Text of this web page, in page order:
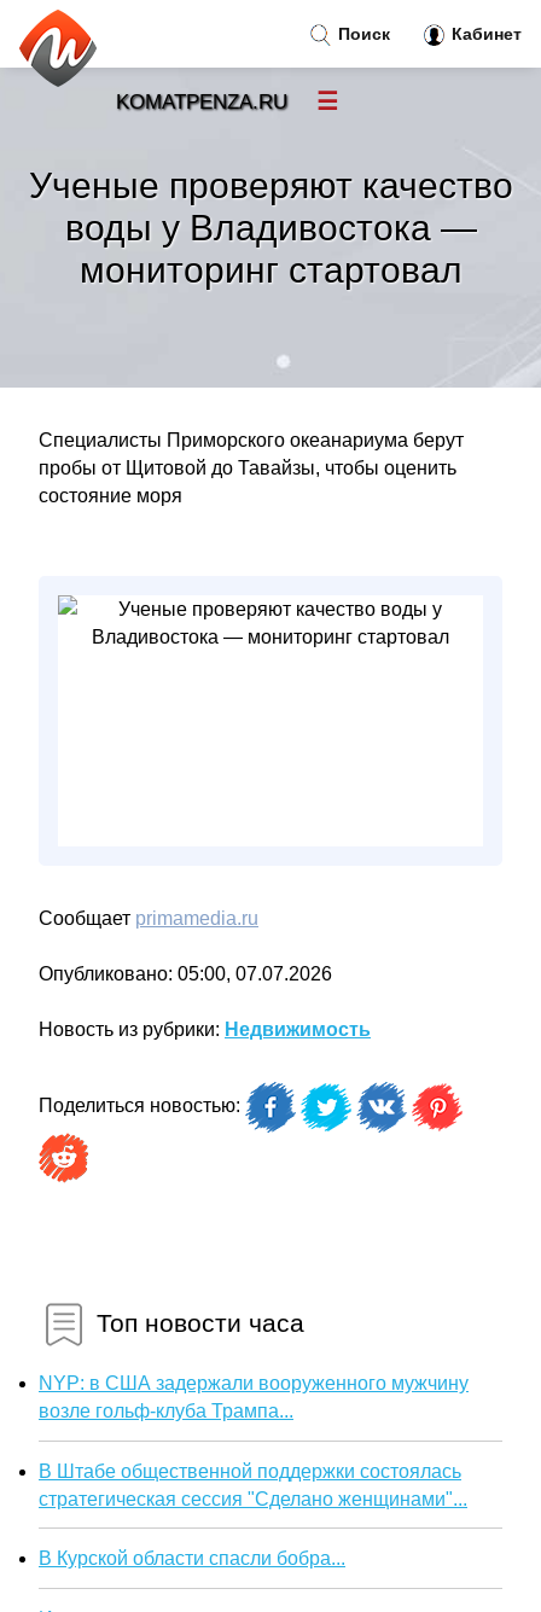
Ученые проверяют качество
воды у Владивостока —
мониторинг стартовал
Специалисты Приморского океанариума берут
пробы от Щитовой до Тавайзы, чтобы оценить
состояние моря
Сообщает primamedia.ru
Опубликовано: 05:00, 07.07.2026
Новость из рубрики: Недвижимость
Поделиться новостью:
Топ новости часа
NYP: в США задержали вооруженного мужчину
возле гольф-клуба Трампа...
В Штабе общественной поддержки состоялась
стратегическая сессия "Сделано женщинами"...
В Курской области спасли бобра...
Поиск Кабинет
KOMATPENZA.RU ☰
Новости»
Тренды новостей»
Рубрики»